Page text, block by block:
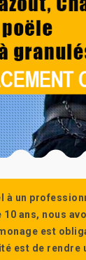
à un
10 ans, nous
est
est de rendre